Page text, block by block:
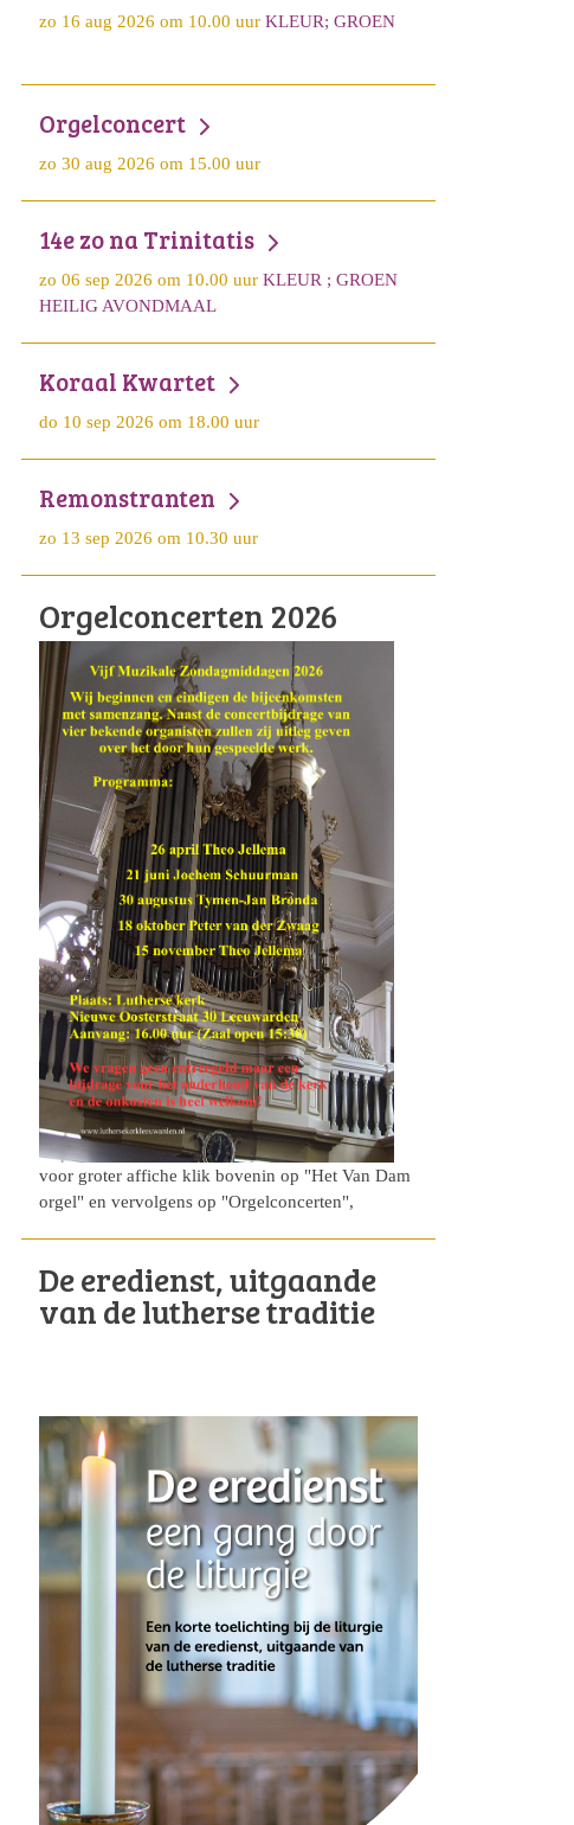
zo 16 aug 2026 om 10.00 uur KLEUR; GROEN
Orgelconcert
zo 30 aug 2026 om 15.00 uur
14e zo na Trinitatis
zo 06 sep 2026 om 10.00 uur KLEUR ; GROEN
HEILIG AVONDMAAL
Koraal Kwartet
do 10 sep 2026 om 18.00 uur
Remonstranten
zo 13 sep 2026 om 10.30 uur
Orgelconcerten 2026
voor groter affiche klik bovenin op "Het Van Dam
orgel" en vervolgens op "Orgelconcerten",
De eredienst, uitgaande
van de lutherse traditie